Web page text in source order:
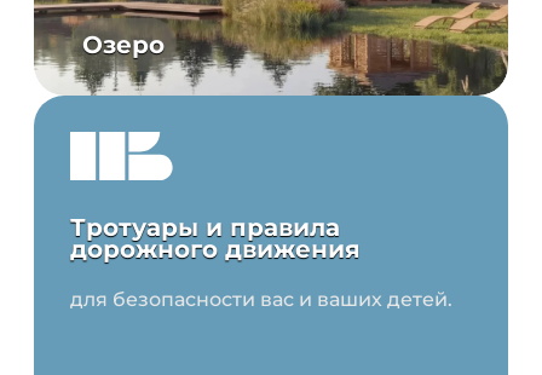
Тротуары и правила
дорожного движения
для безопасности вас и ваших детей.
Озеро